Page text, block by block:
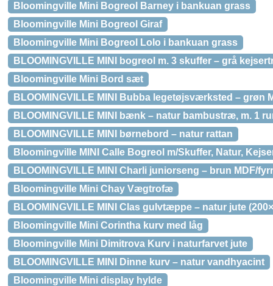
Bloomingville Mini Bogreol Barney i bankuan grass
Bloomingville Mini Bogreol Giraf
Bloomingville Mini Bogreol Lolo i bankuan grass
BLOOMINGVILLE MINI bogreol m. 3 skuffer – grå
Bloomingville Mini Bord sæt
BLOOMINGVILLE MINI Bubba legetøjsværksted – grøn
BLOOMINGVILLE MINI bænk – natur bambustræ, m. 1
BLOOMINGVILLE MINI børnebord – natur rattan
Bloomingville MINI Calle Bogreol m/Skuffer, Natur,
BLOOMINGVILLE MINI Charli juniorseng – brun MDF/
Bloomingville Mini Chay Vægtrofæ
BLOOMINGVILLE MINI Clas gulvtæppe – natur jute
Bloomingville Mini Corintha kurv med låg
Bloomingville Mini Dimitrova Kurv i naturfarvet jute
BLOOMINGVILLE MINI Dinne kurv – natur vandhyacint
Bloomingville Mini display hylde